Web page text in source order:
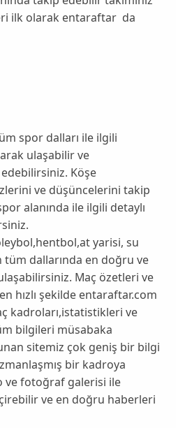
ilk olarak entaraftar da
spor dalları ile ilgili
ulaşabilir ve
Köşe
ve düşüncelerini takip
alanında ile ilgili detaylı
yarisi, su
dallarında en doğru ve
Maç özetleri ve
hızlı şekilde entaraftar.com
kadroları,istatistikleri ve
bilgileri müsabaka
sitemiz çok geniş bir bilgi
bir kadroya
ve fotoğraf galerisi ile
ve en doğru haberleri